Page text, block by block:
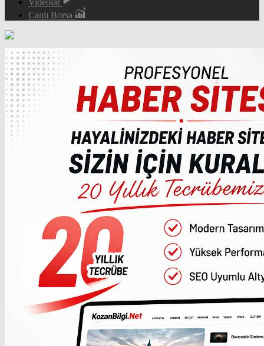
Canlı Borsa